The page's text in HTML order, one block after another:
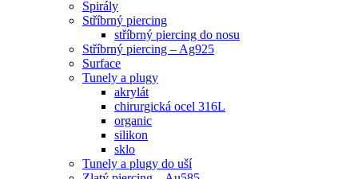
Spirály
Stříbrný piercing
stříbrný piercing do nosu
Stříbrný piercing – Ag925
Surface
Tunely a plugy
akrylát
chirurgická ocel 316L
organic
silikon
sklo
Tunely a plugy do uší